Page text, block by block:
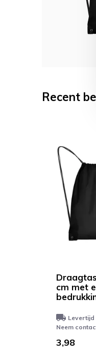
Recent
cm met
Levertijd
Neem
3,98